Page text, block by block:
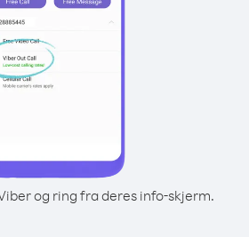
og ring fra deres info-skjerm.